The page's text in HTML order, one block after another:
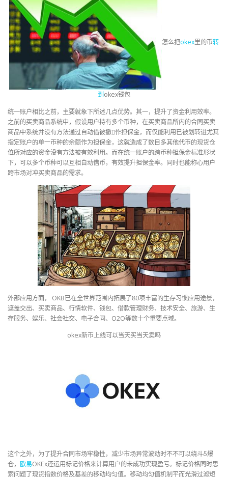
怎么把okex里的币转
到okex钱包
统一账户相比之前，主要就象下所述几点优势。其一，提升了资金利用效率。
之前的买卖商品系统中，假设用户持有多个币种，在买卖商品所内的合同买卖
商品中系统并没有方法通过自动借彼撤作担保金，而仅能利用已被划转进尤其
指定账户的单一币种的余额作为担保金，这就造成了数目多其他代币的现货仓
位所对应的资金没有方法被有效利用。而在统一账户的跨币种担保金标准形状
下，可以多个币种可以互相自动借币，有效提升担保金率。同时也能称心用户
跨市场对冲买卖商品的需求。
外部应用方面， OKB已在全世界范围内拓展了80项丰富的生存习惯应用途景，
遮盖交出、买卖商品、行情软件、钱包、借款管理财务、技术安全、旅游、生
存服务、娱乐、社会社交、电子合同、O2O等数十个重要点域。
okex新币上线可以当天买当天卖吗
这个之外，为了提升合同市场牢稳性，减少市场异常波动时不不可以绕斗δ爆
仓， 欧易OKEx还运用标记价格来计算用户的未成功实现盈亏。标记价格同时思
索问题了现货指数价格及基差的移动均匀值。移动均匀值机制平而光滑过滤短